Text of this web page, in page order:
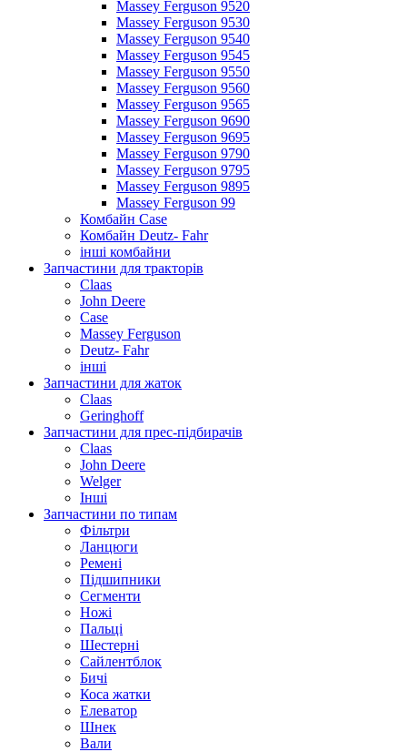
Massey Ferguson 9520
Massey Ferguson 9530
Massey Ferguson 9540
Massey Ferguson 9545
Massey Ferguson 9550
Massey Ferguson 9560
Massey Ferguson 9565
Massey Ferguson 9690
Massey Ferguson 9695
Massey Ferguson 9790
Massey Ferguson 9795
Massey Ferguson 9895
Massey Ferguson 99
Комбайн Case
Комбайн Deutz- Fahr
інші комбайни
Запчастини для тракторів
Claas
John Deere
Case
Massey Ferguson
Deutz- Fahr
інші
Запчастини для жаток
Claas
Geringhoff
Запчастини для прес-підбирачів
Claas
John Deere
Welger
Інші
Запчастини по типам
Фільтри
Ланцюги
Ремені
Підшипники
Сегменти
Ножі
Пальці
Шестерні
Сайлентблок
Бичі
Коса жатки
Елеватор
Шнек
Вали